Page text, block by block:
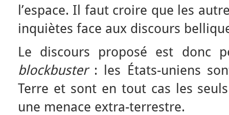
l’espace. Il faut croire que les
inquiètes face aux discours
Le discours proposé est donc
blockbuster: les États-uniens
Terre et sont en tout cas les
une menace extra-terrestre.